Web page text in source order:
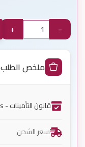
−
+
ملخص الطلب
قانون التأمينات - Code Des Assurances
سعر الشحن